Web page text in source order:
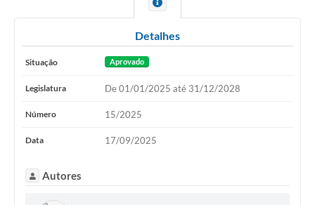
Detalhes
Situação Aprovado
Legislatura De 01/01/2025 até 31/12/2028
Número 15/2025
Data 17/09/2025
Autores